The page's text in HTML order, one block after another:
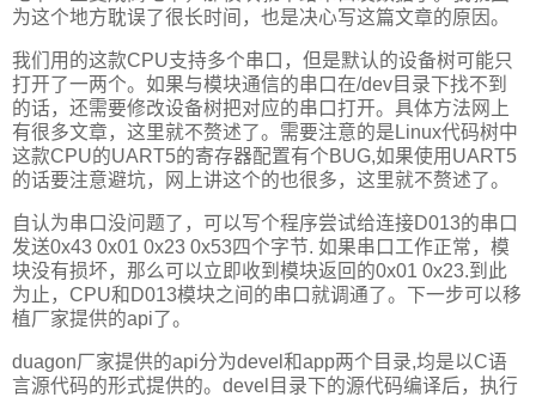
为这个地方耽误了很长时间，也是决心写这篇文章的原因。
我们用的这款CPU支持多个串口，但是默认的设备树可能只
打开了一两个。如果与模块通信的串口在/dev目录下找不到
的话，还需要修改设备树把对应的串口打开。具体方法网上
有很多文章，这里就不赘述了。需要注意的是Linux代码树中
这款CPU的UART5的寄存器配置有个BUG,如果使用UART5
的话要注意避坑，网上讲这个的也很多，这里就不赘述了。
自认为串口没问题了，可以写个程序尝试给连接D013的串口
发送0x43 0x01 0x23 0x53四个字节. 如果串口工作正常，模
块没有损坏，那么可以立即收到模块返回的0x01 0x23.到此
为止，CPU和D013模块之间的串口就调通了。下一步可以移
植厂家提供的api了。
duagon厂家提供的api分为devel和app两个目录,均是以C语
言源代码的形式提供的。devel目录下的源代码编译后，执行